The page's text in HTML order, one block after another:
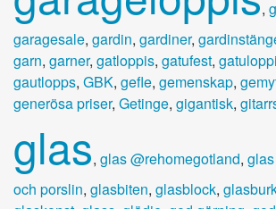
,
garagesale, gardin, gardiner,
garn, garner, gatloppis, gatufest,
gautlopps, GBK, gefle, gemenskap,
generösa priser, Getinge, gigantisk,
glas, glas @rehomegotland,
och porslin, glasbiten, glasblock,